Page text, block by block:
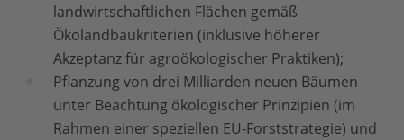
landwirtschaftlichen Flächen gemäß
Ökolandbaukriterien (inklusive höherer
Akzeptanz für agroökologischer Praktiken);
Pflanzung von drei Milliarden neuen Bäumen
unter Beachtung ökologischer Prinzipien (im
Rahmen einer speziellen EU-Forststrategie) und